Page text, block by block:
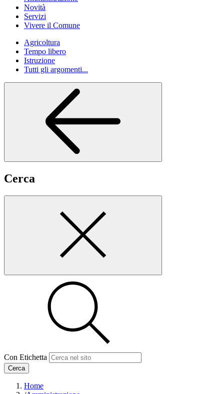
Novità
Servizi
Vivere il Comune
Agricoltura
Tempo libero
Istruzione
Tutti gli argomenti...
Cerca
Con Etichetta
Cerca
Home